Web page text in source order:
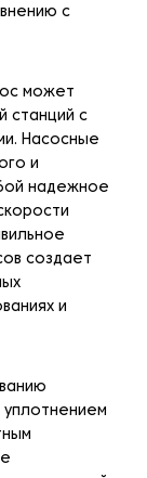
с
может
станций с
Насосные
и
надежное
создает
и
уплотнением